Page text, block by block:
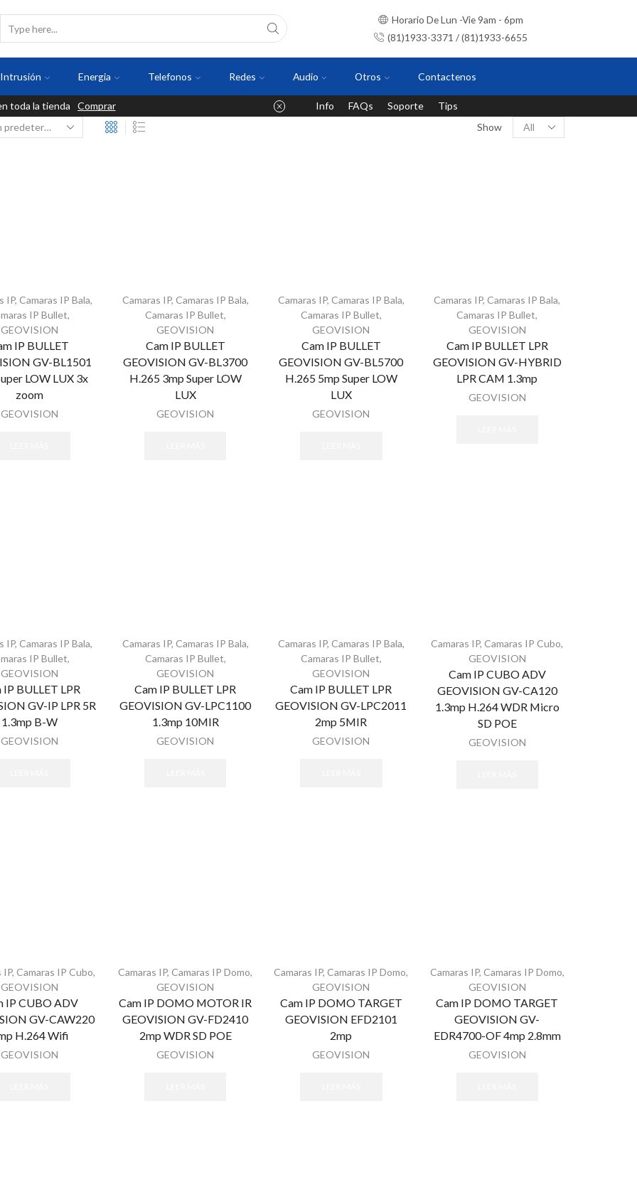
Horario De Lun -Vie 9am - 6pm
(81)1933-3371 / (81)1933-6655
Intrusión Energia Telefonos Redes Audio Otros Contactenos
toda la tienda Comprar Info FAQs Soporte
Tips
Show
IP,Camaras IP Bala,
IP Bullet,
GEOVISION
IP BULLET
GV-BL1501
LOW LUX 3x
zoom
GEOVISION
Camaras IP, Camaras IP Bala,
Camaras IP Bullet,
GEOVISION
Cam IP BULLET
GEOVISION GV-BL3700
H.265 3mp Super LOW
LUX
GEOVISION
Camaras IP, Camaras IP Bala,
Camaras IP Bullet,
GEOVISION
Cam IP BULLET
GEOVISION GV-BL5700
H.265 5mp Super LOW
LUX
GEOVISION
Camaras IP,Camaras IP Bala,
Camaras IP Bullet,
GEOVISION
Cam IP BULLET LPR
GEOVISION GV-HYBRID
LPR CAM 1.3mp
GEOVISION
IP,Camaras IP Bala,
IP Bullet,
GEOVISION
IP BULLET LPR
GV-IP LPR 5R
1.3mp B-W
GEOVISION
Camaras IP, Camaras IP Bala,
Camaras IP Bullet,
GEOVISION
Cam IP BULLET LPR
GEOVISION GV-LPC1100
1.3mp 10MIR
GEOVISION
Camaras IP, Camaras IP Bala,
Camaras IP Bullet,
GEOVISION
Cam IP BULLET LPR
GEOVISION GV-LPC2011
2mp 5MIR
GEOVISION
Camaras IP,Camaras IP Cubo,
GEOVISION
Cam IP CUBO ADV
GEOVISION GV-CA120
1.3mp H.264 WDR Micro
SD POE
GEOVISION
IP,Camaras IP Cubo,
GEOVISION
IP CUBO ADV
GV-CAW220
H.264 Wifi
GEOVISION
Camaras IP,Camaras IP Domo,
GEOVISION
Cam IP DOMO MOTOR IR
GEOVISION GV-FD2410
2mp WDR SD POE
GEOVISION
Camaras IP,Camaras IP Domo,
GEOVISION
Cam IP DOMO TARGET
GEOVISION EFD2101
2mp
GEOVISION
Camaras IP, Camaras IP Domo,
GEOVISION
Cam IP DOMO TARGET
GEOVISION GV-
EDR4700-OF 4mp 2.8mm
GEOVISION